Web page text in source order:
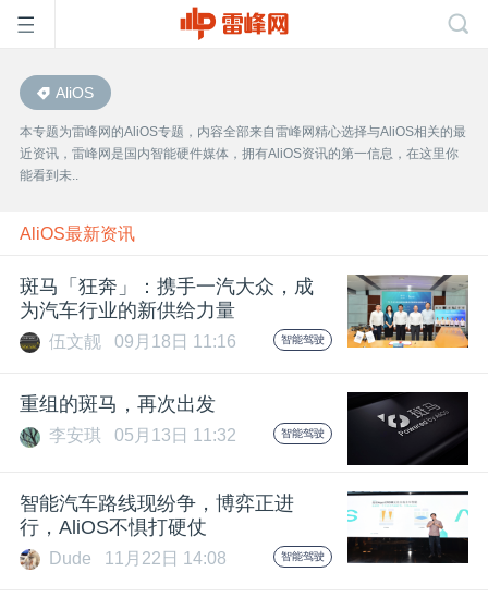
首
页
雷
峰
公
开
课
AliOS
本专题为雷峰网的AliOS专题，内容全部来自雷峰网精心选择与AliOS相关的最
近资讯，雷峰网是国内智能硬件媒体，拥有AliOS资讯的第一信息，在这里你
能看到未..
AliOS最新资讯
斑马「狂奔」：携手一汽大众，成
为汽车行业的新供给力量
伍文靓 09月18日 11:16 智能驾驶
重组的斑马，再次出发
李安琪 05月13日 11:32 智能驾驶
智能汽车路线现纷争，博弈正进
行，AliOS不惧打硬仗
Dude 11月22日 14:08 智能驾驶